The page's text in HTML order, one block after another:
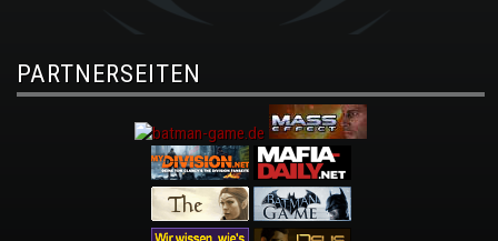
PARTNERSEITEN